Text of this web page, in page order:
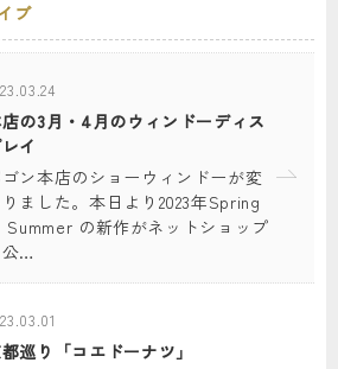
ブ
の3月・4月のウィンドーディス
イ
ン本店のショーウィンドーが変
ました。本日より2023年Spring
Summer の新作がネットショップ
公…
巡り「コエドーナツ」